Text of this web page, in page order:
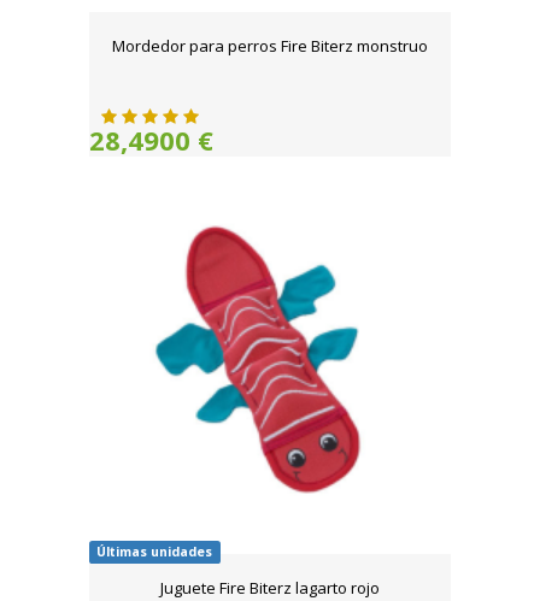
Mordedor para perros Fire Biterz monstruo
28,4900 €
Últimas unidades
Juguete Fire Biterz lagarto rojo